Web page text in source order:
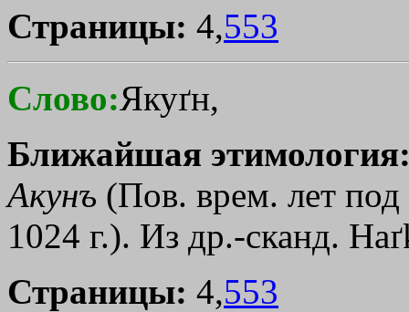
Страницы: 4,553
Слово:Якуґн,
Ближайшая
Акунъ (Пов. врем. лет
1024 г.). Из др.-сканд.
Страницы: 4,553